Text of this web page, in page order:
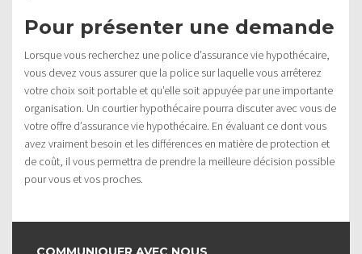
Pour présenter une demande
Lorsque vous recherchez une police d’assurance vie hypothécaire,
vous devez vous assurer que la police sur laquelle vous arrêterez
votre choix soit portable et qu’elle soit appuyée par une importante
organisation. Un courtier hypothécaire pourra discuter avec vous de
votre offre d’assurance vie hypothécaire. En évaluant ce dont vous
avez vraiment besoin et les différences en matière de protection et
de coût, il vous permettra de prendre la meilleure décision possible
pour vous et vos proches.